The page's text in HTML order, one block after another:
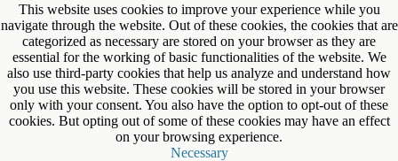
This website uses cookies to improve your experience while you
navigate through the website. Out of these cookies, the cookies that are
categorized as necessary are stored on your browser as they are
essential for the working of basic functionalities of the website. We
also use third-party cookies that help us analyze and understand how
you use this website. These cookies will be stored in your browser
only with your consent. You also have the option to opt-out of these
cookies. But opting out of some of these cookies may have an effect
on your browsing experience.
Necessary